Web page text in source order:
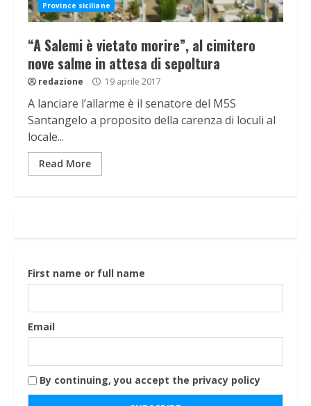
Province siciliane
“A Salemi è vietato morire”, al cimitero
nove salme in attesa di sepoltura
redazione 19 aprile 2017
A lanciare l’allarme è il senatore del M5S
Santangelo a proposito della carenza di loculi al
locale...
Read More
First name or full name
Email
By continuing, you accept the privacy policy